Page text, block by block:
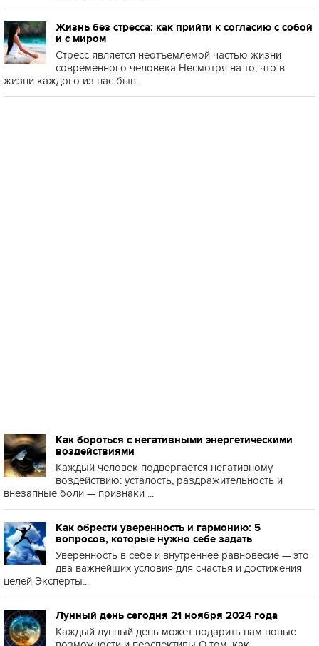
Жизнь без стресса: как прийти к согласию с собой
и с миром
Стресс является неотъемлемой частью жизни
современного человека Несмотря на то, что в
жизни каждого из нас быв...
Как бороться с негативными энергетическими
воздействиями
Каждый человек подвергается негативному
воздействию: усталость, раздражительность и
внезапные боли — признаки ...
Как обрести уверенность и гармонию: 5
вопросов, которые нужно себе задать
Уверенность в себе и внутреннее равновесие — это
два важнейших условия для счастья и достижения
целей Эксперты...
Лунный день сегодня 21 ноября 2024 года
Каждый лунный день может подарить нам новые